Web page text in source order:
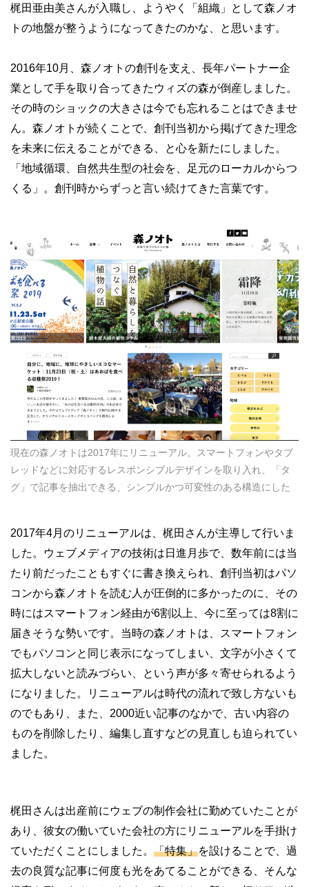
梶田亜由美さんが入職し、ようやく「組織」として森ノオ
トの地盤が整うようになってきたのかな、と思います。
2016年10月、森ノオトの創刊を支え、長年パートナー企
業として手を取り合ってきたウィズの森が倒産しました。
その時のショックの大きさは今でも忘れることはできませ
ん。森ノオトが続くことで、創刊当初から掲げてきた理念
を未来に伝えることができる、と心を新たにしました。
「地域循環、自然共生型の社会を、足元のローカルからつ
くる」。創刊時からずっと言い続けてきた言葉です。
現在の森ノオトは2017年にリニューアル。スマートフォンやタブ
レッドなどに対応するレスポンシブルデザインを取り入れ、「タ
グ」で記事を抽出できる、シンプルかつ可変性のある構造にした
2017年4月のリニューアルは、梶田さんが主導して行いま
した。ウェブメディアの技術は日進月歩で、数年前には当
たり前だったこともすぐに書き換えられ、創刊当初はパソ
コンから森ノオトを読む人が圧倒的に多かったのに、その
時にはスマートフォン経由が6割以上、今に至っては8割に
届きそうな勢いです。当時の森ノオトは、スマートフォン
でもパソコンと同じ表示になってしまい、文字が小さくて
拡大しないと読みづらい、という声が多々寄せられるよう
になりました。リニューアルは時代の流れで致し方ないも
のでもあり、また、 2000近い記事のなかで、古い内容の
ものを削除したり、編集し直すなどの見直しも迫られてい
ました。
梶田さんは出産前にウェブの制作会社に勤めていたことが
あり、彼女の働いていた会社の方にリニューアルを手掛け
ていただくことにしました。 「特集」を設けることで、過
去の良質な記事に何度も光をあてることができる、そんな